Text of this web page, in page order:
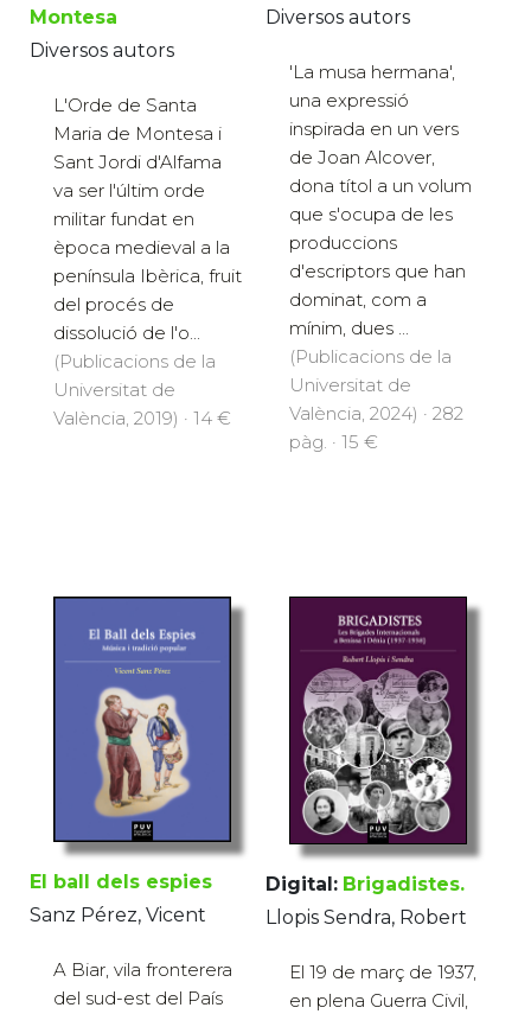
Montesa
Diversos autors
L'Orde de Santa
Maria de Montesa i
Sant Jordi d'Alfama
va ser l'últim orde
militar fundat en
època medieval a la
península Ibèrica, fruit
del procés de
dissolució de l'o...
(Publicacions de la
Universitat de
València, 2019) · 14 €
Diversos autors
'La musa hermana',
una expressió
inspirada en un vers
de Joan Alcover,
dona títol a un volum
que s'ocupa de les
produccions
d'escriptors que han
dominat, com a
mínim, dues ...
(Publicacions de la
Universitat de
València, 2024) · 282
pàg. · 15 €
El ball dels espies
Sanz Pérez, Vicent
A Biar, vila fronterera
del sud-est del País
Digital: Brigadistes.
Llopis Sendra, Robert
El 19 de març de 1937,
en plena Guerra Civil,